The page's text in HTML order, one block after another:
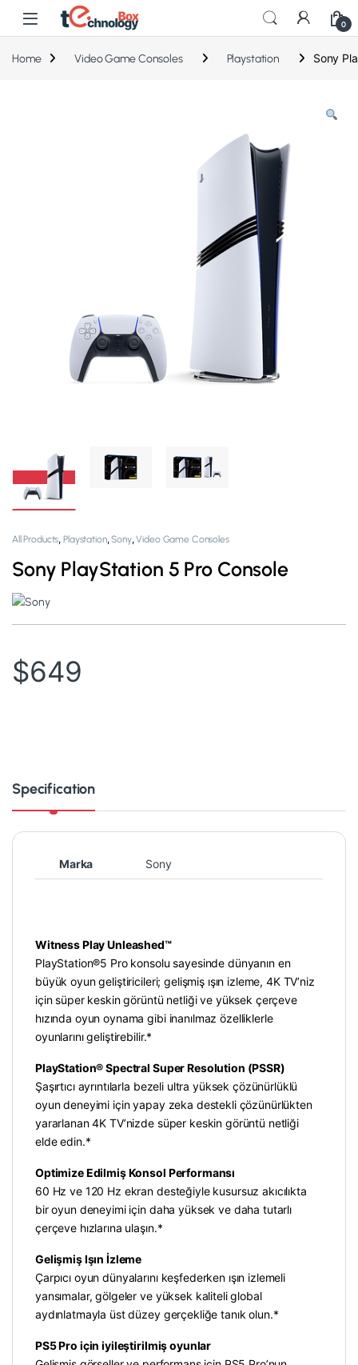
0
Home Video Game Consoles Playstation Sony
All Products,Playstation,Sony,Video Game Consoles
Sony PlayStation 5 Pro Console
$649
Specification
Marka Sony
Witness Play Unleashed™
PlayStation®5 Pro konsolu sayesinde dünyanın en
büyük oyun geliştiricileri; gelişmiş ışın izleme, 4K TV’niz
için süper keskin görüntü netliği ve yüksek çerçeve
hızında oyun oynama gibi inanılmaz özelliklerle
oyunlarını geliştirebilir.*
PlayStation® Spectral Super Resolution (PSSR)
Şaşırtıcı ayrıntılarla bezeli ultra yüksek çözünürlüklü
oyun deneyimi için yapay zeka destekli çözünürlükten
yararlanan 4K TV’nizde süper keskin görüntü netliği
elde edin.*
Optimize Edilmiş Konsol Performansı
60 Hz ve 120 Hz ekran desteğiyle kusursuz akıcılıkta
bir oyun deneyimi için daha yüksek ve daha tutarlı
çerçeve hızlarına ulaşın.*
Gelişmiş Işın İzleme
Çarpıcı oyun dünyalarını keşfederken ışın izlemeli
yansımalar, gölgeler ve yüksek kaliteli global
aydınlatmayla üst düzey gerçekliğe tanık olun.*
PS5 Pro için iyileştirilmiş oyunlar